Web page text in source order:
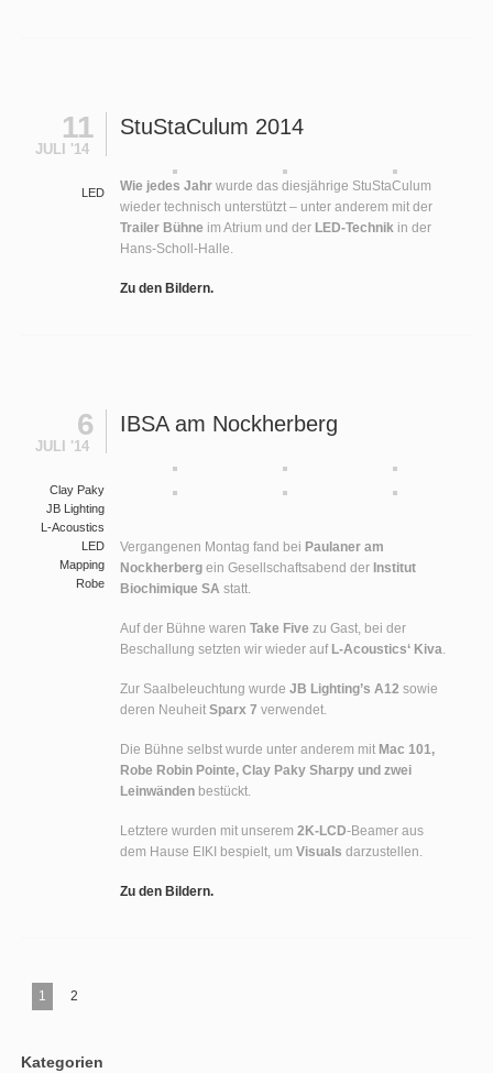
11
JULI '14
LED
StuStaCulum 2014
Wie jedes Jahr wurde das diesjährige StuStaCulum
wieder technisch unterstützt – unter anderem mit der
Trailer Bühne im Atrium und der LED-Technik in der
Hans-Scholl-Halle.
Zu den Bildern.
6
JULI '14
Clay Paky
JB Lighting
L-Acoustics
LED
Mapping
Robe
IBSA am Nockherberg
Vergangenen Montag fand bei Paulaner am
Nockherberg ein Gesellschaftsabend der Institut
Biochimique SA statt.
Auf der Bühne warenTake Five zu Gast, bei der
Beschallung setzten wir wieder auf L-Acoustics‘ Kiva.
Zur Saalbeleuchtung wurdeJB Lighting’s A12 sowie
deren NeuheitSparx 7 verwendet.
Die Bühne selbst wurde unter anderem mit Mac 101,
Robe Robin Pointe, Clay Paky Sharpy und zwei
Leinwänden bestückt.
Letztere wurden mit unserem2K-LCD-Beamer aus
dem Hause EIKI bespielt, umVisuals darzustellen.
Zu den Bildern.
1 2
Kategorien